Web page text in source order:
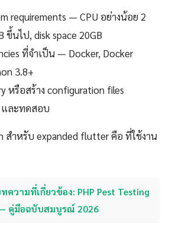
requirements — CPU อย่างน้อย 2
ขึ้นไป, disk space 20GB
ที่จำเป็น — Docker, Docker
3.8+
หรือสร้าง configuration files
และทดสอบ
สำหรับ expanded flutter คือ ที่ใช้งาน
ความที่เกี่ยวข้อง: PHP Pest Testing
คู่มือฉบับสมบูรณ์ 2026